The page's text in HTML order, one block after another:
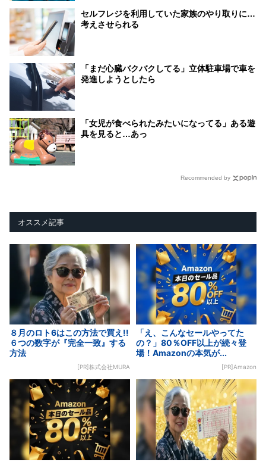
セルフレジを利用していた家族のやり取りに…
考えさせられる
「まだ心臓バクバクしてる」立体駐車場で車を
発進しようとしたら
「女児が食べられたみたいになってる」ある遊
具を見ると…あっ
Recommended by
オススメ記事
８月のロト6はこの方法で買え!!
６つの数字が『完全一致』する
方法
[PR]株式会社MURA
「え、こんなセールやってた
の？」80％OFF以上が続々登
場！Amazonの本気が...
[PR]Amazon